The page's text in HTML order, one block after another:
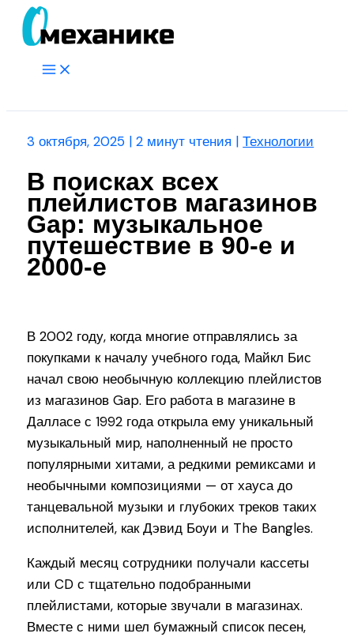
Перейти
Main
3 октября, 2025 |2 минут чтения |Технологии
В поисках всех
плейлистов магазинов
Gap: музыкальное
путешествие в 90-е и
2000-е
В 2002 году, когда многие отправлялись за
покупками к началу учебного года, Майкл Бис
начал свою необычную коллекцию плейлистов
из магазинов Gap. Его работа в магазине в
Далласе с 1992 года открыла ему уникальный
музыкальный мир, наполненный не просто
популярными хитами, а редкими ремиксами и
необычными композициями — от хауса до
танцевальной музыки и глубоких треков таких
исполнителей, как Дэвид Боуи и The Bangles.
Каждый месяц сотрудники получали кассеты
или CD с тщательно подобранными
плейлистами, которые звучали в магазинах.
Вместе с ними шел бумажный список песен,